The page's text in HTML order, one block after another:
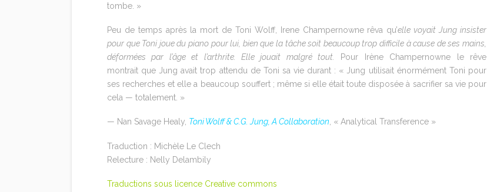
tombe. »
Peu de temps après la mort de Toni Wolff, Irene Champernowne rêva qu’elle voyait Jung insister
pour que Toni joue du piano pour lui, bien que la tâche soit beaucoup trop difficile à cause de ses mains,
déformées par l’âge et l’arthrite. Elle jouait malgré tout.
Pour Irène Champernowne le rêve
montrait que Jung avait trop attendu de Toni sa vie durant : « Jung utilisait énormément Toni pour
ses recherches et elle a beaucoup souffert ; même si elle était toute disposée à sacrifier sa vie pour
cela — totalement. »
— Nan Savage Healy, Toni Wolff & C.G. Jung, A Collaboration, « Analytical Transference »
Traduction : Michèle Le Clech
Relecture : Nelly Delambily
Traductions sous licence Creative commons